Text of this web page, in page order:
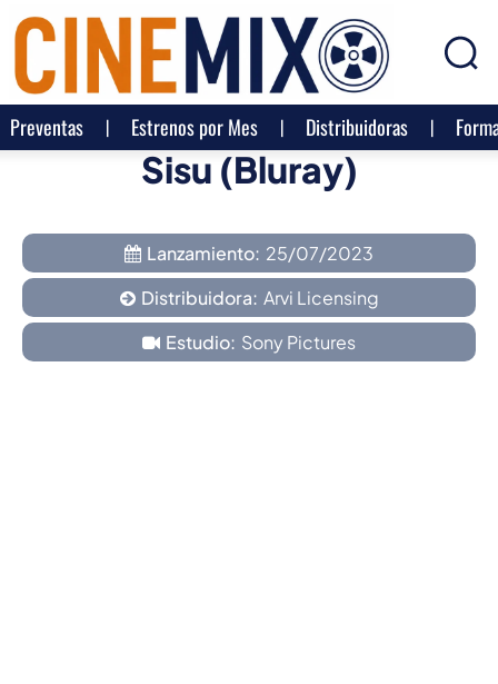
Preventas Estrenos por Mes Distribuidoras
Sisu (Bluray)
Lanzamiento: 25/07/2023
Distribuidora: Arvi Licensing
Estudio: Sony Pictures